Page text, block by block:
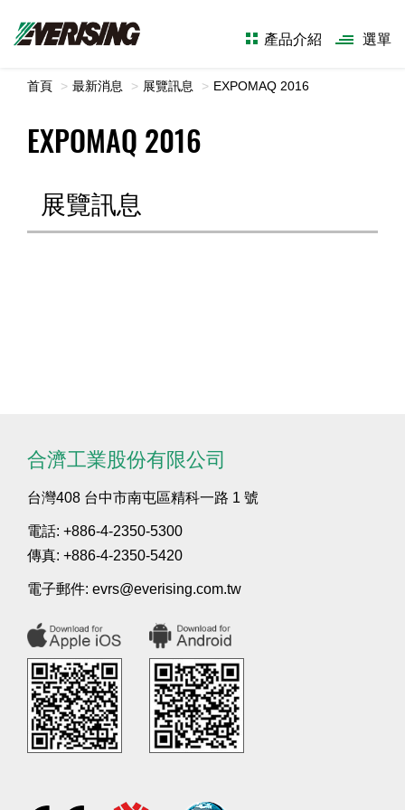
選單
產品介紹
首頁 最新消息 展覽訊息 EXPOMAQ 2016
EXPOMAQ 2016
展覽訊息
合濟工業股份有限公司
台灣408 台中市南屯區精科一路 1 號
電話: +886-4-2350-5300
傳真: +886-4-2350-5420
電子郵件: evrs@everising.com.tw